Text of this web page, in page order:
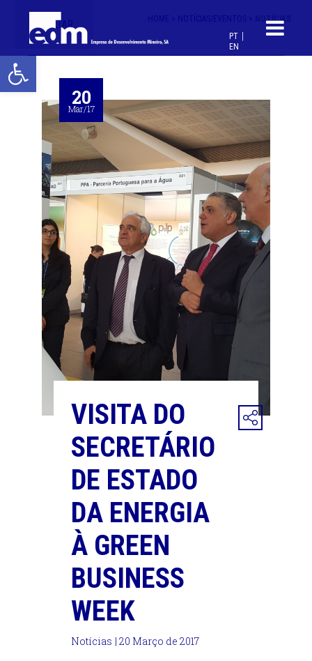
Open toolbar
PT
EN
< VOLTAR NOTÍCIAS
20
Mar/17
VISITA DO
SECRETÁRIO
DE ESTADO
DA ENERGIA
À GREEN
BUSINESS
WEEK
Notícias | 20 Março de 2017